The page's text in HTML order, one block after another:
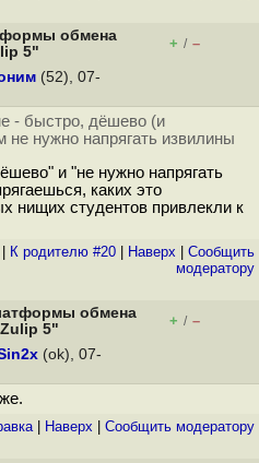
обмена
5"
+ / –
(52), 07-
- быстро, дёшево (и
не нужно напрягать извилины
и "не нужно напрягать
каких это
нищих студентов привлекли к
К родителю #20 Наверх
Cообщить
модератору
обмена
5"
+ / –
(ok), 07-
| Наверх Cообщить модератору